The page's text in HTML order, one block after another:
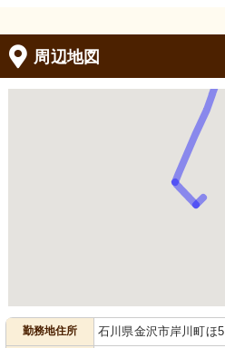
周辺地図
勤務地住所 石川県金沢市岸川町ほ5